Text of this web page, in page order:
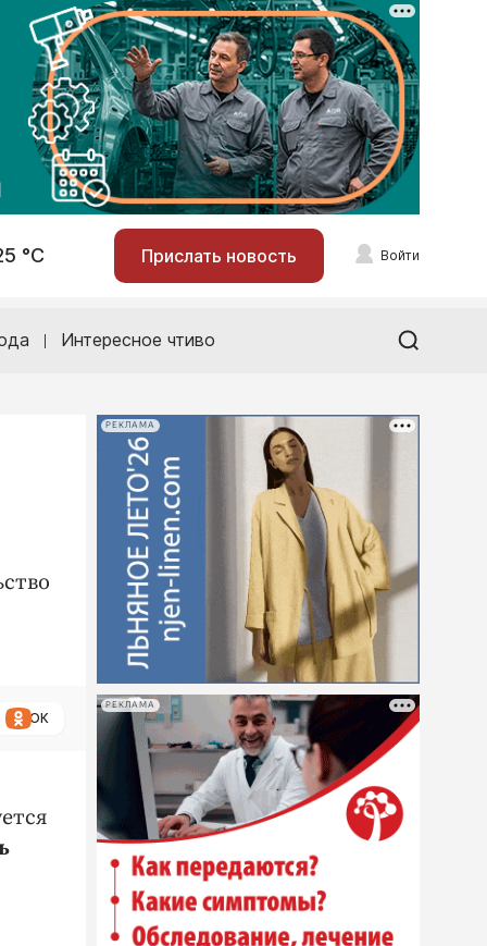
°С Прислать новость Войти
Интересное чтиво
ОК
РЕКЛАМА
РЕКЛАМА